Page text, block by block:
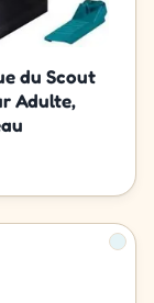
du Scout
Adulte,